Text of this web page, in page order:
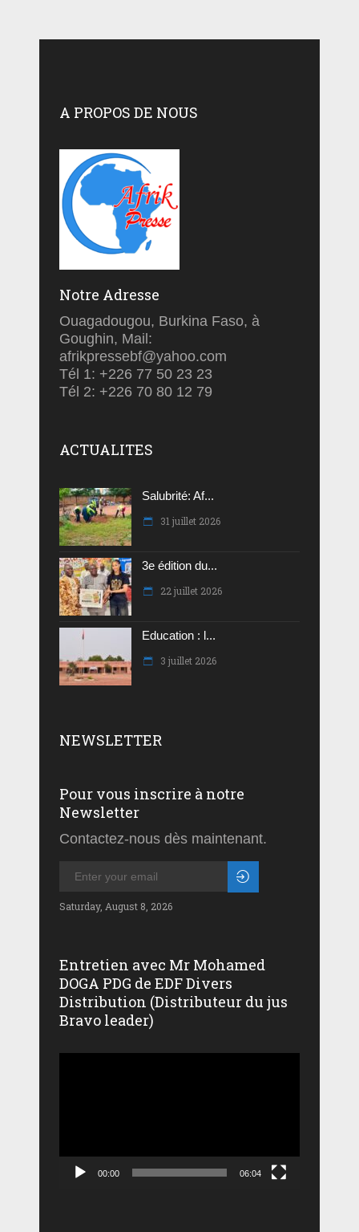
A PROPOS DE NOUS
Notre Adresse
Ouagadougou, Burkina Faso, à
Goughin, Mail:
afrikpressebf@yahoo.com
Tél 1: +226 77 50 23 23
Tél 2: +226 70 80 12 79
ACTUALITES
Salubrité: Af...
31 juillet 2026
3e édition du...
22 juillet 2026
Education : l...
3 juillet 2026
NEWSLETTER
Pour vous inscrire à notre
Newsletter
Contactez-nous dès maintenant.
Saturday, August 8, 2026
Entretien avec Mr Mohamed
DOGA PDG de EDF Divers
Distribution (Distributeur du jus
Bravo leader)
00:00 06:04